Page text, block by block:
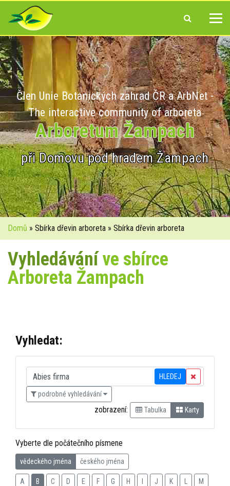
Člen Unie Botanických zahrad ČR a ArbNet -
The interactive community of arboreta
Arboretum Žampach
při Domovu pod hradem Žampach
Domů » Sbírka dřevin arboreta » Sbírka dřevin arboreta
Vyhledáváníve sbírce
Arboreta Žampach
Vyhledat:
HLEDEJ
podrobné vyhledávání
zobrazení: Tabulka Karty
Vyberte dle počátečního písmene
vědeckého jména českého jména
A B C D E F G H J K M